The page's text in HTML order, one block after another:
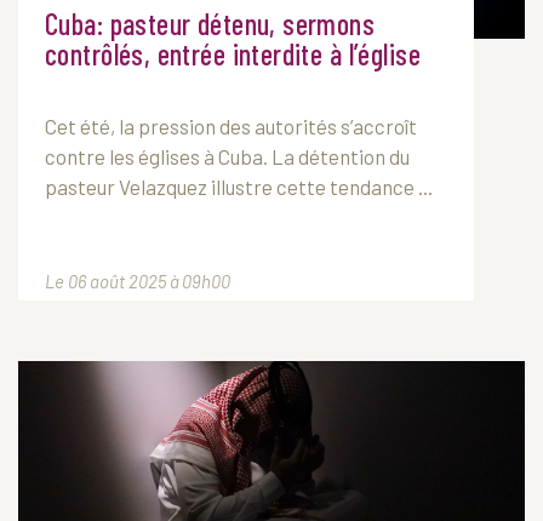
Cuba: pasteur détenu, sermons
contrôlés, entrée interdite à l’église
Cet été, la pression des autorités s’accroît
contre les églises à Cuba. La détention du
pasteur Velazquez illustre cette tendance ...
Le 06 août 2025 à 09h00